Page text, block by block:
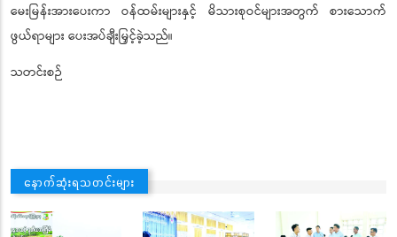
မေးမြန်းအားပေးကာ ဝန်ထမ်းများနှင့် မိသားစုဝင်များအတွက် စားသောက်
ဖွယ်ရာများ ပေးအပ်ချီးမြှင့်ခဲ့သည်။
သတင်းစဉ်
နောက်ဆုံးရသတင်းများ